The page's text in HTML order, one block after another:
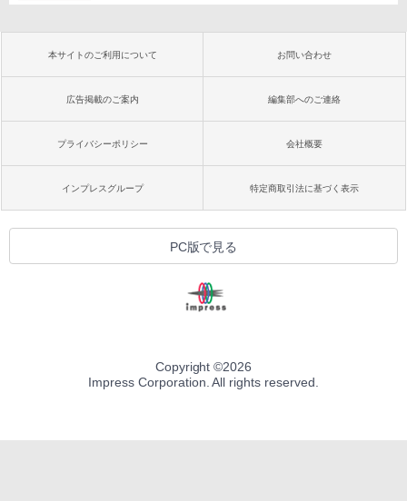
本サイトのご利用について お問い合わせ
広告掲載のご案内 編集部へのご連絡
プライバシーポリシー 会社概要
インプレスグループ 特定商取引法に基づく表示
PC版で見る
Copyright ©2026
Impress Corporation. All rights reserved.